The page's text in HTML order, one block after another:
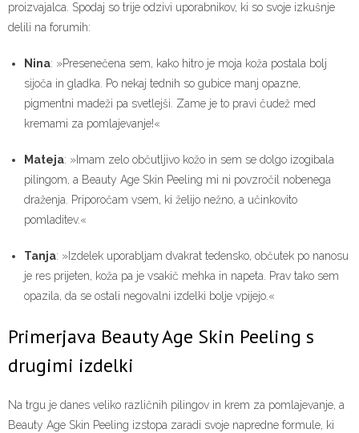
proizvajalca. Spodaj so trije odzivi uporabnikov, ki so svoje izkušnje
delili na forumih:
Nina: »Presenečena sem, kako hitro je moja koža postala bolj
sijoča in gladka. Po nekaj tednih so gubice manj opazne,
pigmentni madeži pa svetlejši. Zame je to pravi čudež med
kremami za pomlajevanje!«
Mateja: »Imam zelo občutljivo kožo in sem se dolgo izogibala
pilingom, a Beauty Age Skin Peeling mi ni povzročil nobenega
draženja. Priporočam vsem, ki želijo nežno, a učinkovito
pomladitev.«
Tanja: »Izdelek uporabljam dvakrat tedensko, občutek po nanosu
je res prijeten, koža pa je vsakič mehka in napeta. Prav tako sem
opazila, da se ostali negovalni izdelki bolje vpijejo.«
Primerjava Beauty Age Skin Peeling s
drugimi izdelki
Na trgu je danes veliko različnih pilingov in krem za pomlajevanje, a
Beauty Age Skin Peeling izstopa zaradi svoje napredne formule, ki